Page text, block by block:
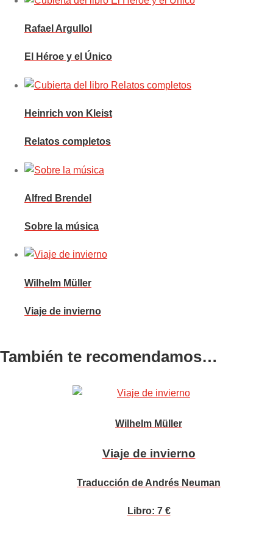
Rafael Argullol
El Héroe y el Único
Heinrich von Kleist
Relatos completos
Alfred Brendel
Sobre la música
Wilhelm Müller
Viaje de invierno
También te recomendamos…
Wilhelm Müller
Viaje de invierno
Traducción de Andrés Neuman
Libro: 7 €